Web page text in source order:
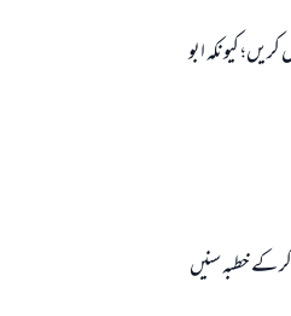
كيونكہ ابو
كے خطبہ سنيں